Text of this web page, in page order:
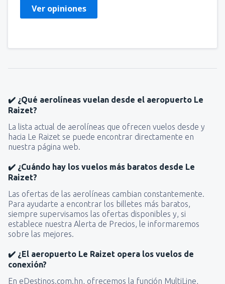
Ver opiniones
✔️ ¿Qué aerolíneas vuelan desde el aeropuerto Le
Raizet?
La lista actual de aerolíneas que ofrecen vuelos desde y
hacia Le Raizet se puede encontrar directamente en
nuestra página web.
✔️ ¿Cuándo hay los vuelos más baratos desde Le
Raizet?
Las ofertas de las aerolíneas cambian constantemente.
Para ayudarte a encontrar los billetes más baratos,
siempre supervisamos las ofertas disponibles y, si
establece nuestra Alerta de Precios, le informaremos
sobre las mejores.
✔️ ¿El aeropuerto Le Raizet opera los vuelos de
conexión?
En eDestinos.com.hn, ofrecemos la función MultiLine,